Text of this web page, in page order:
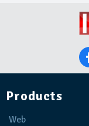
Products
Web